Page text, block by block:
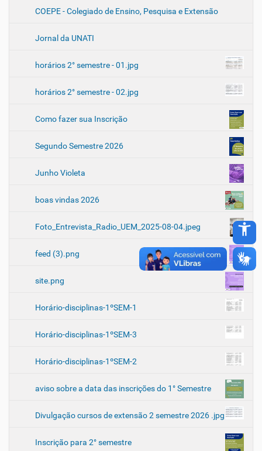
COEPE - Colegiado de Ensino, Pesquisa e Extensão
Jornal da UNATI
horários 2° semestre - 01.jpg
horários 2° semestre - 02.jpg
Como fazer sua Inscrição
Segundo Semestre 2026
Junho Violeta
boas vindas 2026
Foto_Entrevista_Radio_UEM_2025-08-04.jpeg
feed (3).png
site.png
Horário-disciplinas-1ºSEM-1
Horário-disciplinas-1ºSEM-3
Horário-disciplinas-1ºSEM-2
aviso sobre a data das inscrições do 1° Semestre
Divulgação cursos de extensão 2 semestre 2026 .jpg
Inscrição para 2° semestre
accessibility_new